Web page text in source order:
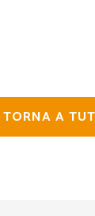
TORNA A